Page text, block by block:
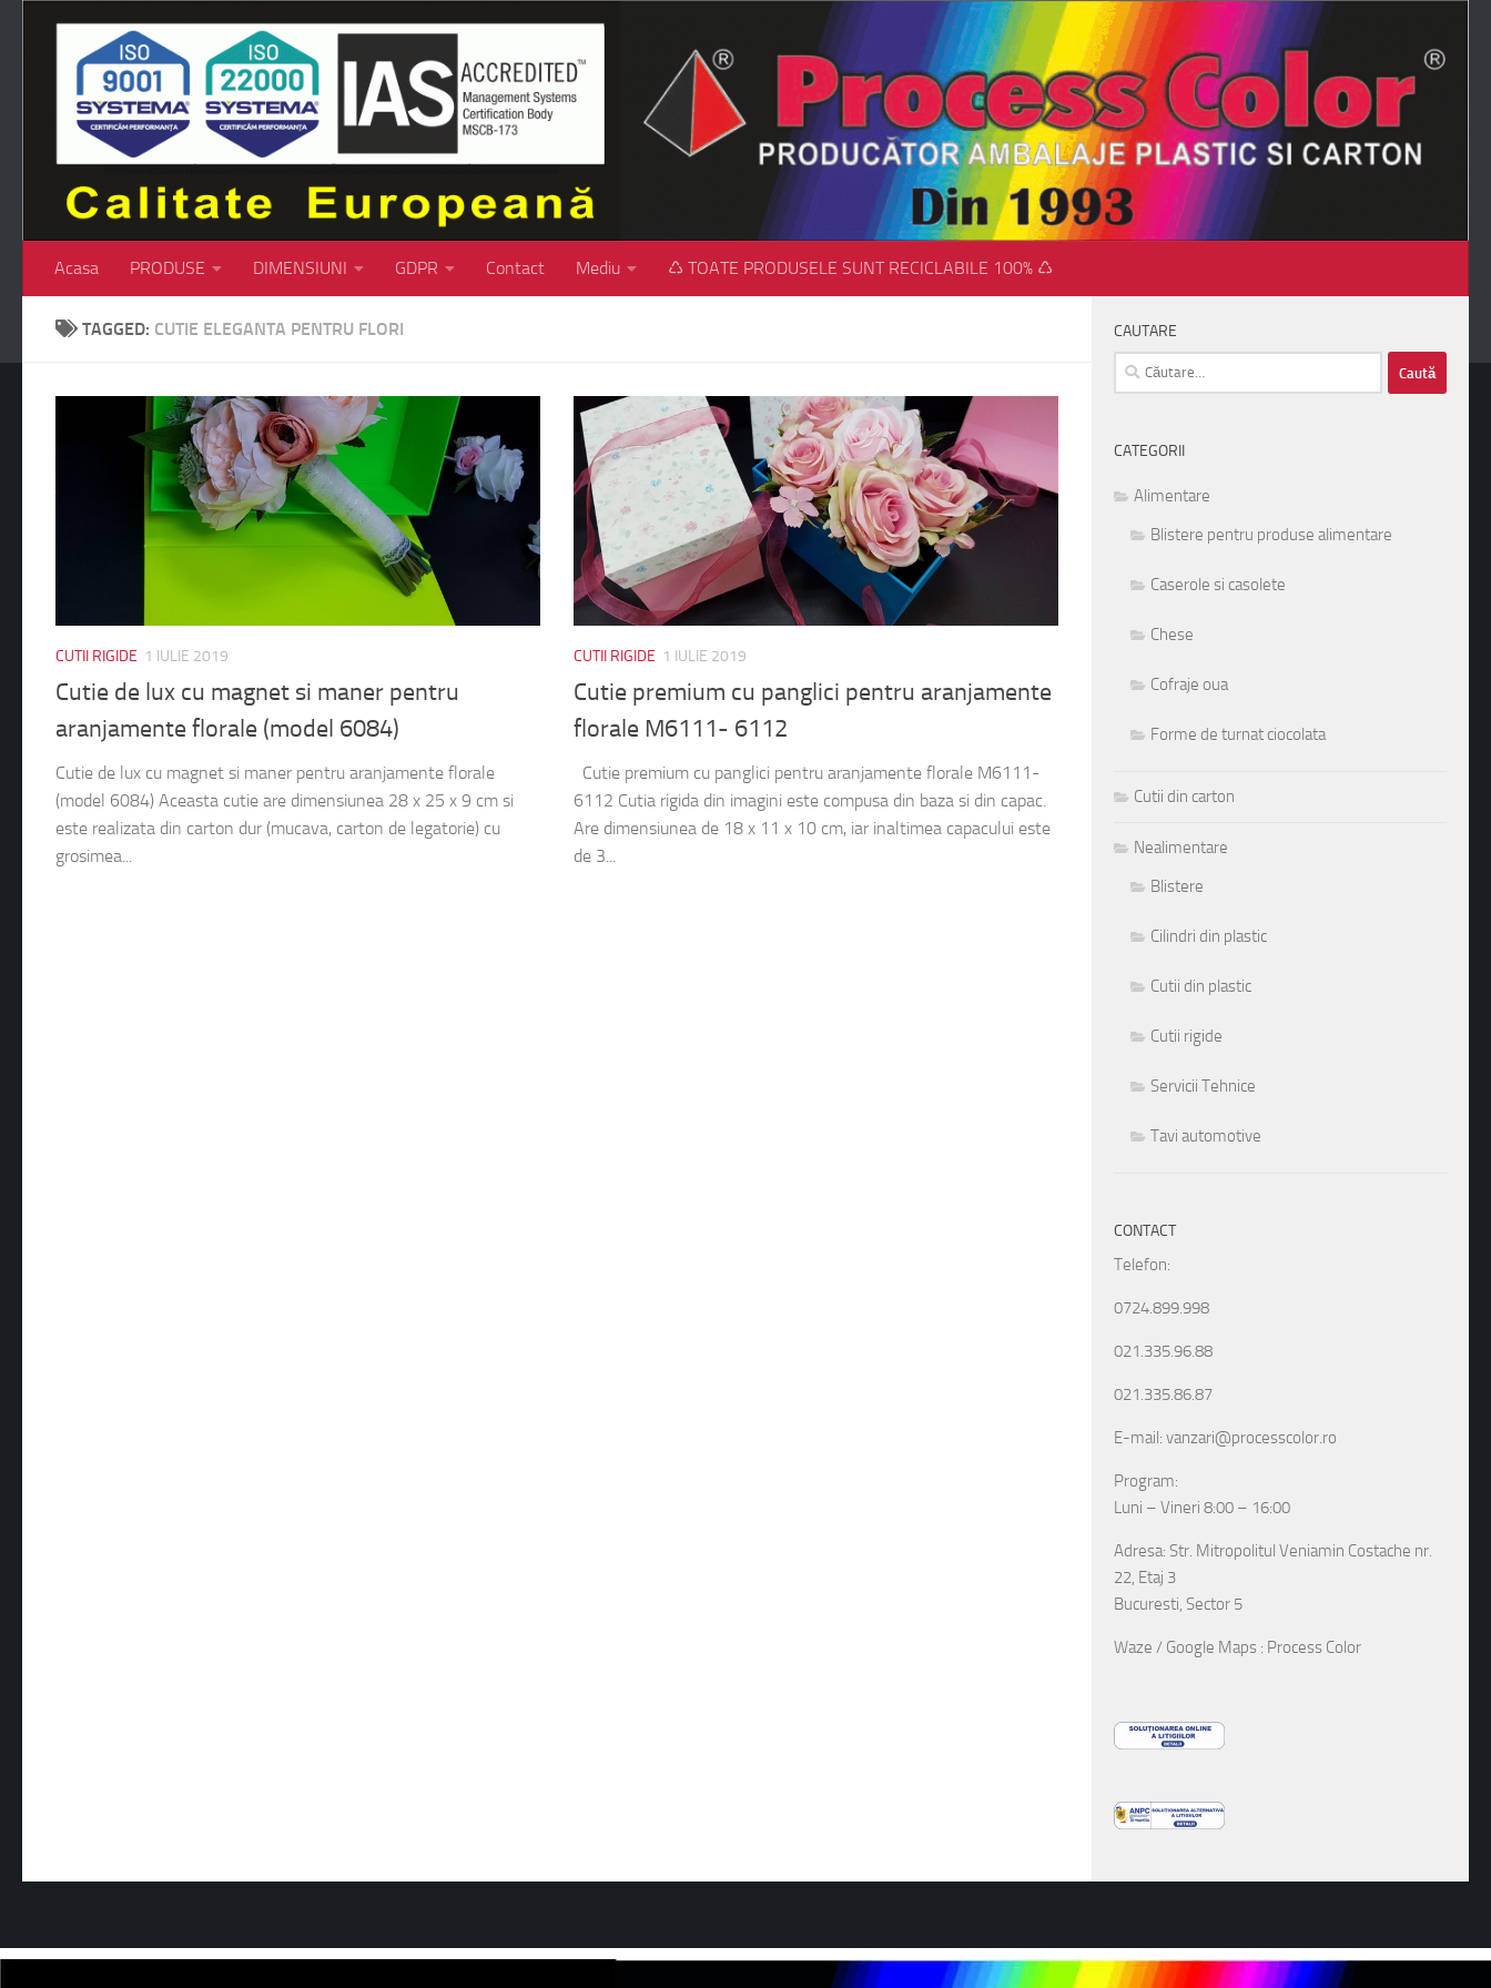
Skip to content
Acasa PRODUSE DIMENSIUNI GDPR Contact Mediu ♺ TOATE PRODUSELE SUNT RECICLABILE 100% ♺
TAGGED: CUTIE ELEGANTA PENTRU FLORI
CUTII RIGIDE 1 IULIE 2019
Cutie de lux cu magnet si maner pentru
aranjamente florale (model 6084)
Cutie de lux cu magnet si maner pentru aranjamente florale
(model 6084) Aceasta cutie are dimensiunea 28 x 25 x 9 cm si
este realizata din carton dur (mucava, carton de legatorie) cu
grosimea...
CUTII RIGIDE 1 IULIE 2019
Cutie premium cu panglici pentru aranjamente
florale M6111- 6112
Cutie premium cu panglici pentru aranjamente florale M6111-
6112 Cutia rigida din imagini este compusa din baza si din capac.
Are dimensiunea de 18 x 11 x 10 cm, iar inaltimea capacului este
de 3...
CAUTARE
Caută
după:
CATEGORII
Alimentare
Blistere pentru produse alimentare
Caserole si casolete
Chese
Cofraje oua
Forme de turnat ciocolata
Cutii din carton
Nealimentare
Blistere
Cilindri din plastic
Cutii din plastic
Cutii rigide
Servicii Tehnice
Tavi automotive
CONTACT
Telefon:
0724.899.998
021.335.96.88
021.335.86.87
E-mail: vanzari@processcolor.ro
Program:
Luni – Vineri 8:00 – 16:00
Adresa: Str. Mitropolitul Veniamin Costache nr.
22, Etaj 3
Bucuresti, Sector 5
Waze / Google Maps : Process Color